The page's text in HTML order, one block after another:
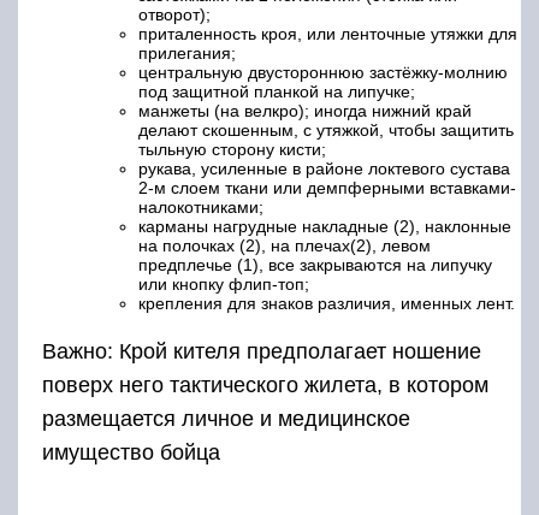
отворот);
приталенность кроя, или ленточные утяжки для
прилегания;
центральную двустороннюю застёжку-молнию
под защитной планкой на липучке;
манжеты (на велкро); иногда нижний край
делают скошенным, с утяжкой, чтобы защитить
тыльную сторону кисти;
рукава, усиленные в районе локтевого сустава
2-м слоем ткани или демпферными вставками-
налокотниками;
карманы нагрудные накладные (2), наклонные
на полочках (2), на плечах(2), левом
предплечье (1), все закрываются на липучку
или кнопку флип-топ;
крепления для знаков различия, именных лент.
Важно: Крой кителя предполагает ношение
поверх него тактического жилета, в котором
размещается личное и медицинское
имущество бойца